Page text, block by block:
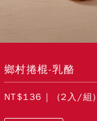
鄉村捲棍-乳酪
NT$136 | (2入/組)